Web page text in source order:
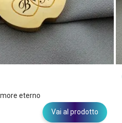
eterno
Vai al prodotto